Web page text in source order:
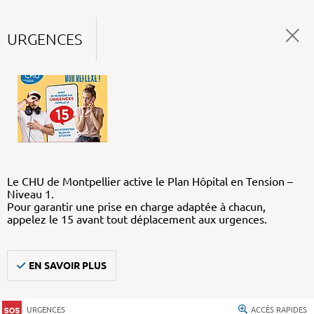
URGENCES
Le CHU de Montpellier active le Plan Hôpital en Tension –
Niveau 1.
Pour garantir une prise en charge adaptée à chacun,
appelez le 15 avant tout déplacement aux urgences.
EN SAVOIR PLUS
URGENCES ACCÈS RAPIDES